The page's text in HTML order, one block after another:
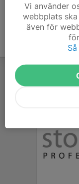
Vi använder
webbplats
även för